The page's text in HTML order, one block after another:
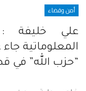
أمن وقضاء
علي خليفة
المعلوماتية
“حزب الله” في